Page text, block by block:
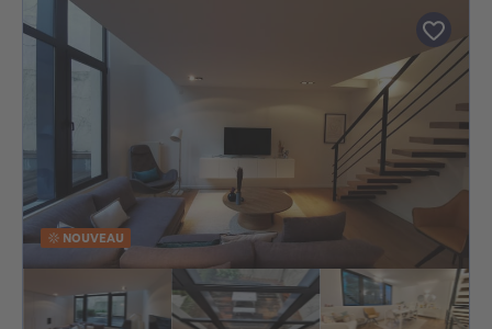
NOUVEAU